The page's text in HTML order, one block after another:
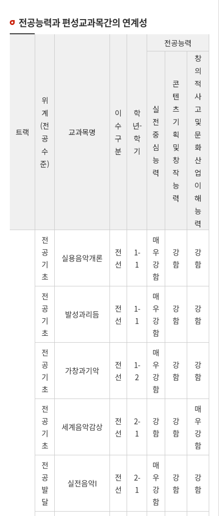
전공능력과 편성교과목간의 연계성
트랙
위
계
(전
공
수
준)
교과목명
이
수
구
분
학
년-
학
기
전공능력
실
전
중
심
능
력
콘
텐
츠
기
획
및
창
작
능
력
창
의
적
사
고
및
문
화
산
업
이
해
능
력
전
공
기
초
실용음악개론
전
선
1-
1
매
우
강
함
강
함
강
함
전
공
기
초
발성과리듬
전
선
1-
1
매
우
강
함
강
함
강
함
전
공
기
초
가창과기악
전
선
1-
2
매
우
강
함
강
함
강
함
전
공
기
초
세계음악감상
전
선
2-
1
강
함
강
함
매
우
강
함
전
공
발
달
실전음악I
전
선
2-
1
매
우
강
함
강
함
강
함